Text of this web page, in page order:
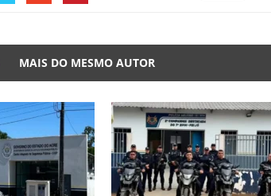
MAIS DO MESMO AUTOR